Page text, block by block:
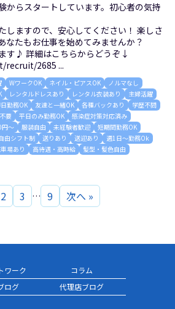
からスタートしています。初心者の気持
しますので、安心してください！ 楽しさ
なたもお仕事を始めてみませんか？
す♪ 詳細はこちらからどうぞ↓
2685 ...
WワークOK ネイル・ピアスOK
ノルマなし
レンタルドレスあり レンタル衣装あり
主婦活躍
勤務OK 友達と一緒OK 各種バックあり
学歴不問
要 平日のみ勤務OK
感染症対策対応済み
～ 服装自由 未経験者歓迎
短期間勤務OK
由シフト制 送りあり 送迎あり
週1日～勤務Ok
場あり 高待遇・高時給 髪型・髪色自由
2 3 … 9 次へ »
ワーク
コラム
ログ
代理店ブログ